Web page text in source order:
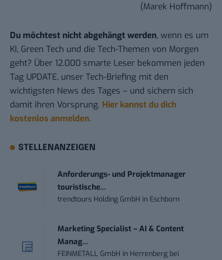
(Marek Hoffmann)
Du möchtest nicht abgehängt werden, wenn es um
KI, Green Tech und die Tech-Themen von Morgen
geht? Über 12.000 smarte Leser bekommen jeden
Tag UPDATE, unser Tech-Briefing mit den
wichtigsten News des Tages – und sichern sich
damit ihren Vorsprung. Hier kannst du dich
kostenlos anmelden.
STELLENANZEIGEN
Anforderungs- und Projektmanager
touristische...
trendtours Holding GmbH in Eschborn
Marketing Specialist – AI & Content
Manag...
FEINMETALL GmbH in Herrenberg bei